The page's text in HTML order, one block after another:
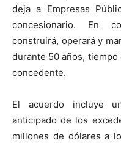
deja a Empresas
concesionario. En
construirá, operará y
durante 50 años,
concedente.
El acuerdo incluye
anticipado de los
millones de dólares a